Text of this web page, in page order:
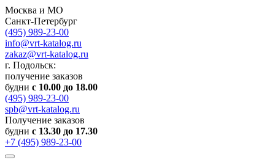
Москва и МО
Санкт-Петербург
(495) 989-23-00
info@vrt-katalog.ru
zakaz@vrt-katalog.ru
г. Подольск:
получение заказов
будни с 10.00 до 18.00
(495) 989-23-00
spb@vrt-katalog.ru
Получение заказов
будни с 13.30 до 17.30
+7 (495) 989-23-00